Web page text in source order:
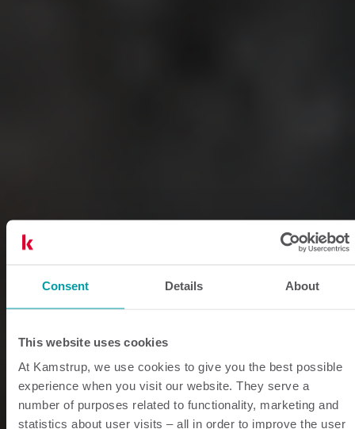
Consent Details About
This website uses cookies
At Kamstrup, we use cookies to give you the best possible
experience when you visit our website. They serve a
number of purposes related to functionality, marketing and
statistics about user visits – all in order to improve the user